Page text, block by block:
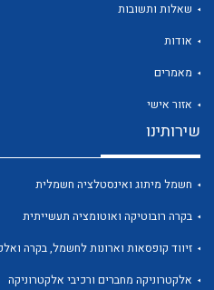
שאלות ותשובות
אודות
מאמרים
אזור אישי
שירותינו
חשמל מיתוג ואינסטלציה חשמלית
בקרה רובוטיקה ואוטומציה תעשייתית
זיווד קופסאות וארונות לחשמל, בקרה
אלקטרוניקה מחברים ורכיבי אלקטרוניקה